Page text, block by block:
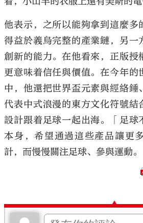
他表示，之所以能夠拿到這麼多
得益於義烏完整的產業鏈，另一
創新的能力。在他看來，正版授
更意味着信任與價值。在今年的
中，他還把世界盃元素與經絡錘
代表中式浪漫的東方文化符號結
設計跟着足球一起出海。「足球
本身，希望通過這些產品讓更
計，而慢慢關注足球、參與運動